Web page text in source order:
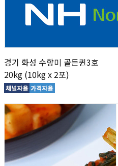
경기 화성 수향미 골든퀸3호
20kg (10kg x 2포)